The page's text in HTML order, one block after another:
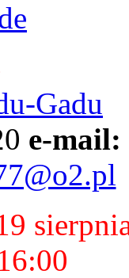
Gadu
e-mail: